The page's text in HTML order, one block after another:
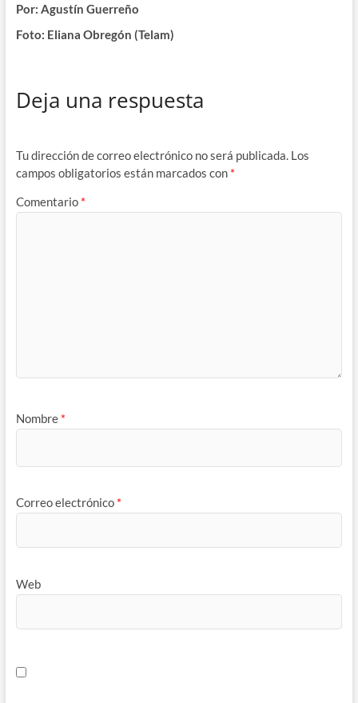
Por: Agustín Guerreño
Foto: Eliana Obregón (Telam)
Deja una respuesta
Tu dirección de correo electrónico no será publicada. Los
campos obligatorios están marcados con *
Comentario *
Nombre *
Correo electrónico *
Web